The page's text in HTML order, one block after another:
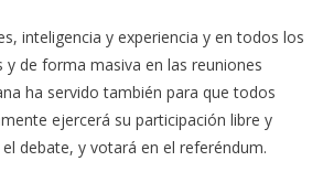
inteligencia y experiencia y en todos los
de forma masiva en las reuniones
ha servido también para que todos
ejercerá su participación libre y
debate, y votará en el referéndum.